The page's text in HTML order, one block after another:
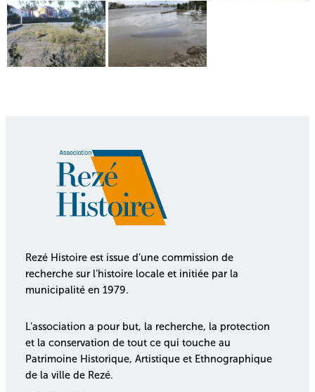
Rezé Histoire est issue d’une commission de
recherche sur l’histoire locale et initiée par la
municipalité en 1979.
L’association a pour but, la recherche, la protection
et la conservation de tout ce qui touche au
Patrimoine Historique, Artistique et Ethnographique
de la ville de Rezé.